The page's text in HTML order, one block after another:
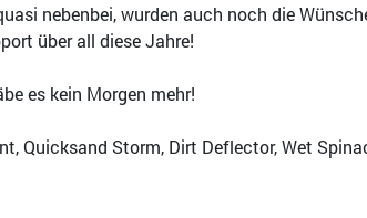
nebenbei, wurden auch noch die
über all diese Jahre!
es kein Morgen mehr!
Quicksand Storm, Dirt Deflector, Wet